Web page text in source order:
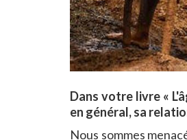
Dans votre livre «
en général, sa
Nous sommes